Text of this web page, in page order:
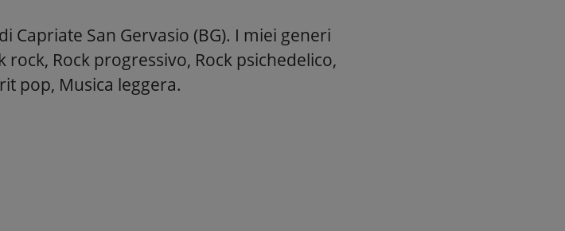
Capriate San Gervasio (BG). I miei generi
Rock progressivo, Rock psichedelico,
pop, Musica leggera.